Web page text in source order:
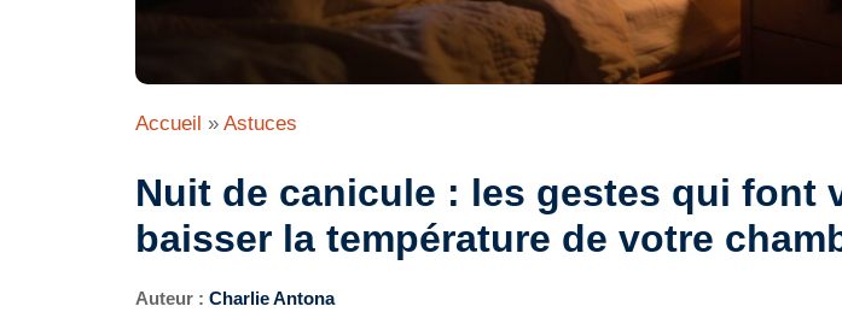
Accueil » Astuces
Nuit de canicule : les gestes qui font
baisser la température de votre
Auteur : Charlie Antona